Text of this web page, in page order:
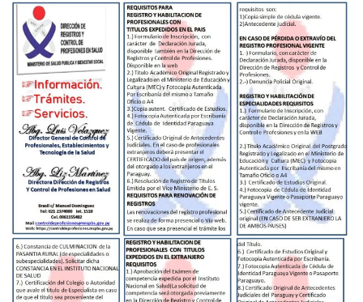
Establecimientos
y
Tecnología
de
la
Salud